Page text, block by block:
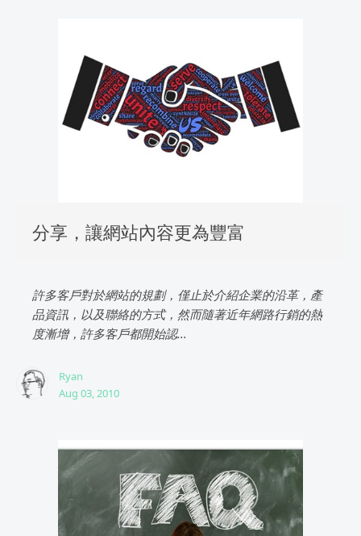
分享，讓網站內容更為豐富
許多客戶對於網站的規劃，僅止於介紹企業的沿革，產
品資訊，以及聯絡的方式，然而隨著近年網路行銷的熱
度漸增，許多客戶都開始認...
Ryan
Aug 03, 2010